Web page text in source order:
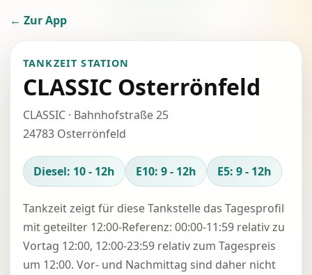
← Zur App
TANKZEIT STATION
CLASSIC Osterrönfeld
CLASSIC · Bahnhofstraße 25
24783 Osterrönfeld
Diesel: 10 - 12h E10: 9 - 12h E5: 9 - 12h
Tankzeit zeigt für diese Tankstelle das Tagesprofil
mit geteilter 12:00-Referenz: 00:00-11:59 relativ zu
Vortag 12:00, 12:00-23:59 relativ zum Tagespreis
um 12:00. Vor- und Nachmittag sind daher nicht